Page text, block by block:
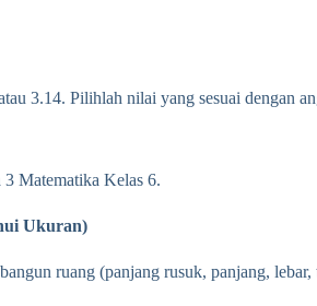
3.14. Pilihlah nilai yang sesuai dengan
Matematika Kelas 6.
Ukuran)
ruang (panjang rusuk, panjang,